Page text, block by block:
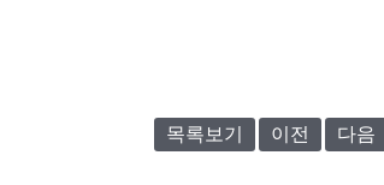
목록보기 이전 다음